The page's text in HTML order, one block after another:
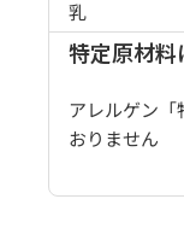
乳
特定原材料
アレルゲン「
おりません